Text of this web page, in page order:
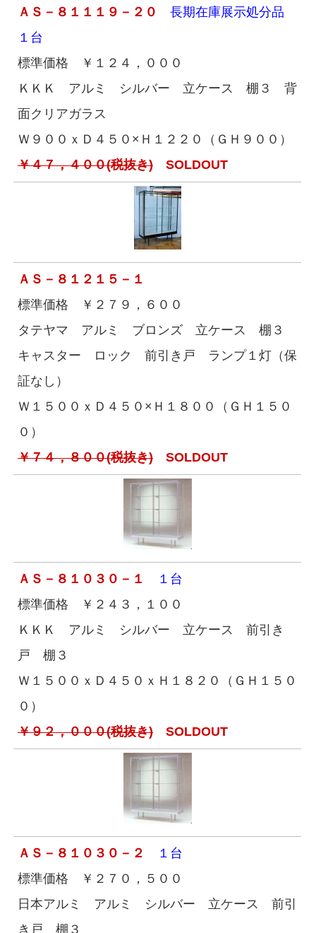
ＡＳ－８１１１９－２０
長期在庫展示処分品
１台
標準価格 ￥１２４，０００
ＫＫＫ アルミ シルバー 立ケース 棚３ 背
面クリアガラス
Ｗ９００ｘＤ４５０×Ｈ１２２０（ＧＨ９００）
￥４７，４００(税抜き) SOLDOUT
ＡＳ－８１２１５－１
標準価格 ￥２７９，６００
タテヤマ アルミ ブロンズ 立ケース 棚３
キャスター ロック 前引き戸 ランプ１灯（保
証なし）
Ｗ１５００ｘＤ４５０×Ｈ１８００（ＧＨ１５０
０）
￥７４，８００(税抜き) SOLDOUT
ＡＳ－８１０３０－１
１台
標準価格 ￥２４３，１００
ＫＫＫ アルミ シルバー 立ケース 前引き
戸 棚３
Ｗ１５００ｘＤ４５０ｘＨ１８２０（ＧＨ１５０
０）
￥９２，０００(税抜き) SOLDOUT
ＡＳ－８１０３０－２
１台
標準価格 ￥２７０，５００
日本アルミ アルミ シルバー 立ケース 前引
き戸 棚３